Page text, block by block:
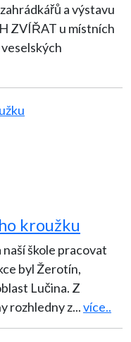
a výstavu
ZVÍŘAT u místních
kroužku
naší škole pracovat
byl Žerotín,
Lučina. Z
rozhledny z...více..